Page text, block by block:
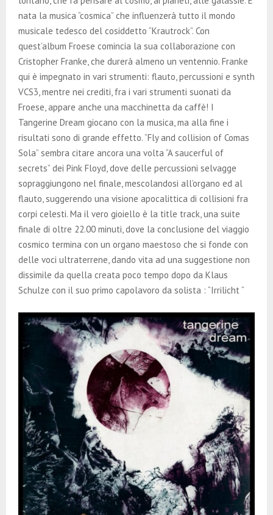
nata la musica “cosmica” che influenzerà tutto il mondo
musicale tedesco del cosiddetto “Krautrock”. Con
quest’album Froese comincia la sua collaborazione con
Cristopher Franke, che durerà almeno un ventennio. Franke
qui è impegnato in vari strumenti: flauto, percussioni e synth
VCS3, mentre nei crediti, fra i vari strumenti suonati da
Froese, appare anche una macchinetta da caffè! I
Tangerine Dream giocano con la musica, ma alla fine i
risultati sono di grande effetto. “Fly and collision of Comas
Sola” sembra citare ancora una volta “A saucerful of
secrets” dei Pink Floyd, dove delle percussioni selvagge
sopraggiungono nel finale, mescolandosi all’organo ed al
flauto, suggerendo una visione apocalittica di collisioni fra
corpi celesti. Ma il vero gioiello è la title track, una suite
finale di oltre 22.00 minuti, dove la conclusione del viaggio
cosmico termina con un organo maestoso che si fonde con
delle voci ultraterrene, dando vita ad una suggestione non
dissimile da quella creata poco tempo dopo da Klaus
Schulze con il suo primo capolavoro da solista : “Irrilicht “